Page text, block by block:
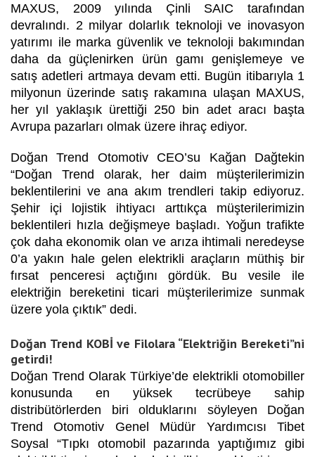
MAXUS, 2009 yılında Çinli SAIC tarafından
devralındı. 2 milyar dolarlık teknoloji ve inovasyon
yatırımı ile marka güvenlik ve teknoloji bakımından
daha da güçlenirken ürün gamı genişlemeye ve
satış adetleri artmaya devam etti. Bugün itibarıyla 1
milyonun üzerinde satış rakamına ulaşan MAXUS,
her yıl yaklaşık ürettiği 250 bin adet aracı başta
Avrupa pazarları olmak üzere ihraç ediyor.
Doğan Trend Otomotiv CEO’su Kağan Dağtekin
“Doğan Trend olarak, her daim müşterilerimizin
beklentilerini ve ana akım trendleri takip ediyoruz.
Şehir içi lojistik ihtiyacı arttıkça müşterilerimizin
beklentileri hızla değişmeye başladı. Yoğun trafikte
çok daha ekonomik olan ve arıza ihtimali neredeyse
0’a yakın hale gelen elektrikli araçların müthiş bir
fırsat penceresi açtığını gördük. Bu vesile ile
elektriğin bereketini ticari müşterilerimize sunmak
üzere yola çıktık” dedi.
Doğan Trend KOBİ ve Filolara “Elektriğin Bereketi”ni
getirdi!
Doğan Trend Olarak Türkiye’de elektrikli otomobiller
konusunda en yüksek tecrübeye sahip
distribütörlerden biri olduklarını söyleyen Doğan
Trend Otomotiv Genel Müdür Yardımcısı Tibet
Soysal “Tıpkı otomobil pazarında yaptığımız gibi